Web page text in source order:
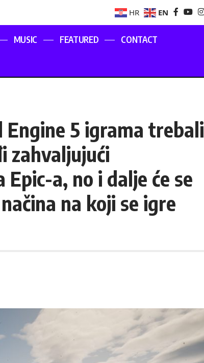
HR EN
MUSIC FEATURED CONTACT
5 igrama trebali
zahvaljujući
a, no i dalje će se
na koji se igre